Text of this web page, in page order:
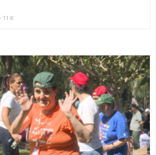
11 K